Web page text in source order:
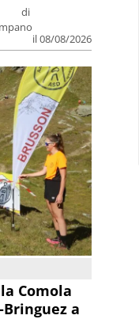
di
il 08/08/2026
Comola
a